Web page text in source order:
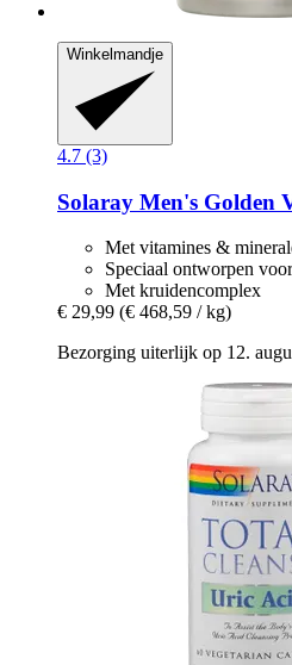
Winkelmandje
4.7 (3)
Solaray Men's Golden
Met vitamines &
Speciaal ontworpen
Met kruidencomplex
€ 29,99 (€ 468,59 / kg)
Bezorging uiterlijk op 12.